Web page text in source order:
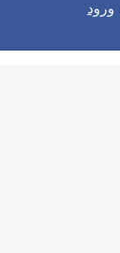
ورود